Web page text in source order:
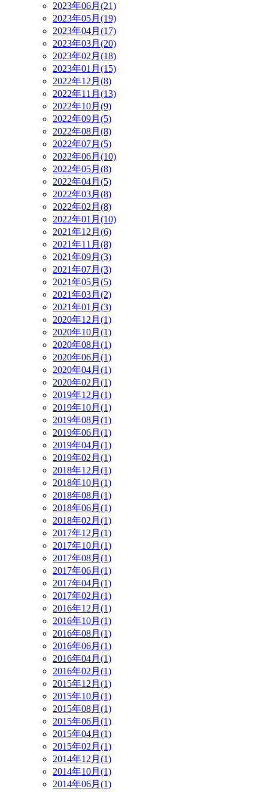
2023年06月(21)
2023年05月(19)
2023年04月(17)
2023年03月(20)
2023年02月(18)
2023年01月(15)
2022年12月(8)
2022年11月(13)
2022年10月(9)
2022年09月(5)
2022年08月(8)
2022年07月(5)
2022年06月(10)
2022年05月(8)
2022年04月(5)
2022年03月(8)
2022年02月(8)
2022年01月(10)
2021年12月(6)
2021年11月(8)
2021年09月(3)
2021年07月(3)
2021年05月(5)
2021年03月(2)
2021年01月(3)
2020年12月(1)
2020年10月(1)
2020年08月(1)
2020年06月(1)
2020年04月(1)
2020年02月(1)
2019年12月(1)
2019年10月(1)
2019年08月(1)
2019年06月(1)
2019年04月(1)
2019年02月(1)
2018年12月(1)
2018年10月(1)
2018年08月(1)
2018年06月(1)
2018年02月(1)
2017年12月(1)
2017年10月(1)
2017年08月(1)
2017年06月(1)
2017年04月(1)
2017年02月(1)
2016年12月(1)
2016年10月(1)
2016年08月(1)
2016年06月(1)
2016年04月(1)
2016年02月(1)
2015年12月(1)
2015年10月(1)
2015年08月(1)
2015年06月(1)
2015年04月(1)
2015年02月(1)
2014年12月(1)
2014年10月(1)
2014年06月(1)